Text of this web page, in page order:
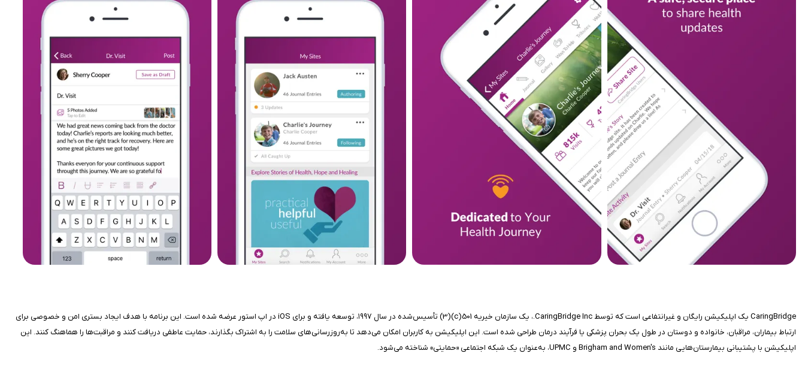
CaringBridge یک اپلیکیشن رایگان و غیرانتفاعی است که توسط CaringBridge Inc.، یک سازمان خیریه 501(c)(3) تأسیس‌شده در سال ۱۹۹۷، توسعه یافته و برای iOS در اپ استور عرضه شده است. این برنامه با هدف ایجاد بستری امن و خصوصی برای
ارتباط بیماران، مراقبان، خانواده و دوستان در طول یک بحران پزشکی یا فرآیند درمان طراحی شده است. این اپلیکیشن به کاربران امکان می‌دهد تا به‌روزرسانی‌های سلامت را به اشتراک بگذارند، حمایت عاطفی دریافت کنند و مراقبت‌ها را هماهنگ کنند. این
اپلیکیشن با پشتیبانی بیمارستان‌هایی مانند Brigham and Women's و UPMC، به‌عنوان یک شبکه اجتماعی «حمایتی» شناخته می‌شود.